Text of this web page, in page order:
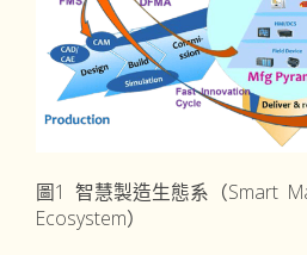
圖1 智慧製造生態系（Smart
Ecosystem）